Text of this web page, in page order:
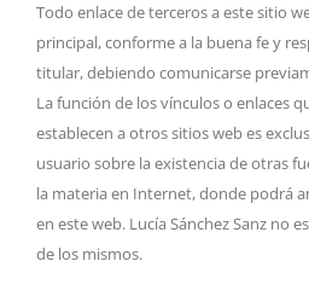
Todo enlace de terceros a este sitio
principal, conforme a la buena fe y
titular, debiendo comunicarse
La función de los vínculos o enlaces
establecen a otros sitios web es
usuario sobre la existencia de otras
la materia en Internet, donde podrá
en este web. Lucía Sánchez Sanz no
de los mismos.